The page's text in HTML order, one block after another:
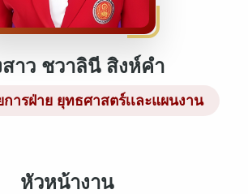
าว ชวาลินี สิงห์คำ
ารฝ่าย ยุทธศาสตร์เเละแผนงาน
หัวหน้างาน